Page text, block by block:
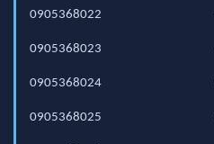
0905368022
0905368023
0905368024
0905368025